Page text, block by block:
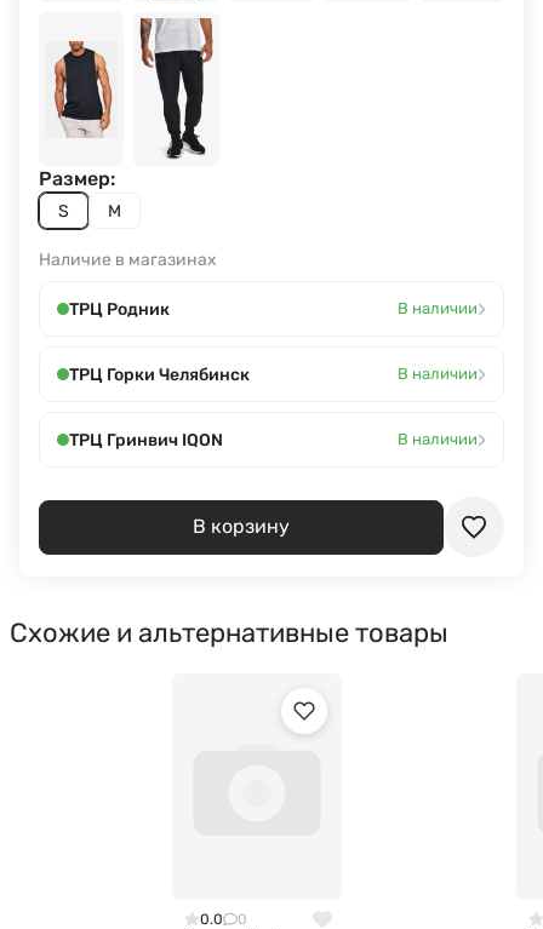
S M
Размер:
Наличие в магазинах
ТРЦ Родник В наличии›
ТРЦ Горки Челябинск В наличии›
ТРЦ Гринвич IQON В наличии›
В корзину
Схожие и альтернативные товары
0.0 0